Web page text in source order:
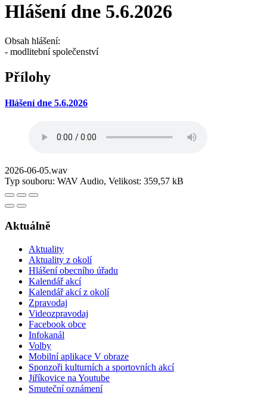
Hlášení dne 5.6.2026
Obsah hlášení:
- modlitební společenství
Přílohy
Hlášení dne 5.6.2026
2026-06-05.wav
Typ souboru: WAV Audio, Velikost: 359,57 kB
Aktuálně
Aktuality
Aktuality z okolí
Hlášení obecního úřadu
Kalendář akcí
Kalendář akcí z okolí
Zpravodaj
Videozpravodaj
Facebook obce
Infokanál
Volby
Mobilní aplikace V obraze
Sponzoři kulturních a sportovních akcí
Jiříkovice na Youtube
Smuteční oznámení